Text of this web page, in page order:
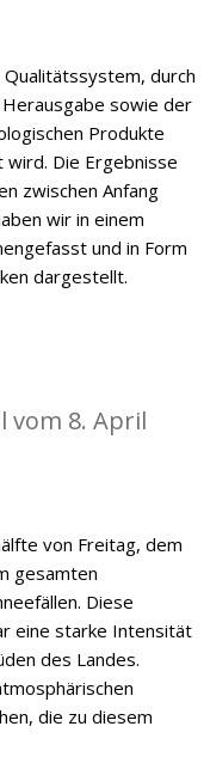
durch
sowie der
Produkte
Die Ergebnisse
zwischen Anfang
wir in einem
und in Form
dargestellt.
vom 8. April
von Freitag, dem
gesamten
Diese
eine starke Intensität
des Landes.
die zu diesem